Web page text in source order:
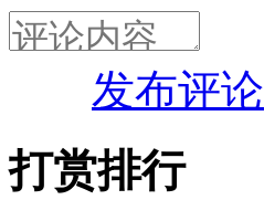
发布评论
打赏排行